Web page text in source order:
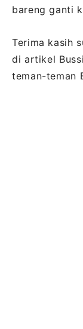
bareng ganti
Terima kasih
di artikel
teman-teman